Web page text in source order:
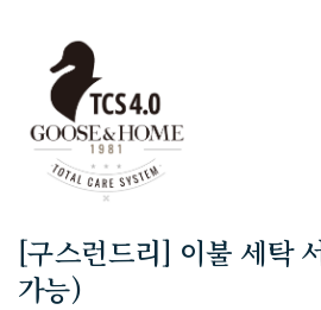
[구스런드리] 이불 세탁
가능)